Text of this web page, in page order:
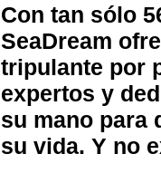
Con tan sólo
SeaDream
tripulante por
expertos y
su mano para
su vida. Y no